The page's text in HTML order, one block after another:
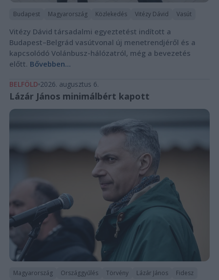
Budapest Magyarország Közlekedés Vitézy Dávid Vasút
Vitézy Dávid társadalmi egyeztetést indított a
Budapest–Belgrád vasútvonal új menetrendjéről és a
kapcsolódó Volánbusz-hálózatról, még a bevezetés
előtt. Bővebben...
BELFÖLD 2026. augusztus 6.
Lázár János minimálbért kapott
Magyarország Országgyűlés Törvény Lázár János
Fidesz